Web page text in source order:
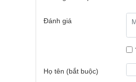
Phù hợp với các phong
giúp người dùng dễ dàng
thế cho các mẫu hút mùi
Đánh giá
Họ tên (bắt buộc)